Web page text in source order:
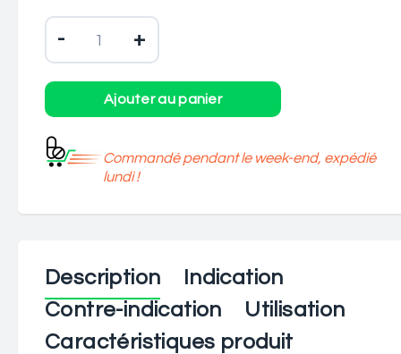
- +
Commandé pendant le week-end, expédié
lundi !
Description
Indication
Contre-indication
Utilisation
Caractéristiques produit